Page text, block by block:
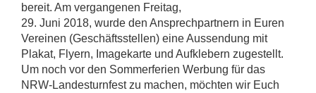
bereit. Am vergangenen Freitag,
29. Juni 2018, wurde den Ansprechpartnern in Euren
Vereinen (Geschäftsstellen) eine Aussendung mit
Plakat, Flyern, Imagekarte und Aufklebern zugestellt.
Um noch vor den Sommerferien Werbung für das
NRW-Landesturnfest zu machen, möchten wir Euch